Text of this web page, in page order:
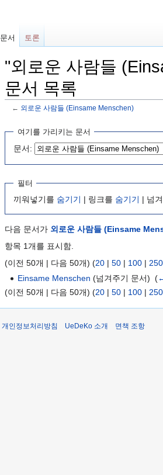
"외로운 사람들
문서 목록
← 외로운 사람들 (Einsame Menschen)
기
러
여기를 가리키는 문서
문서:
필터
끼워넣기를 숨기기 | 링크를 숨기기 | 넘
다음 문서가 외로운 사람들 (Einsame
항목 1개를 표시함.
(이전 50개 | 다음 50개) (20 | 50 | 100 | 250
Einsame Menschen (넘겨주기 문서) ‎(
(이전 50개 | 다음 50개) (20 | 50 | 100 | 250
문서 토론
개인정보처리방침 UeDeKo 소개 면책 조항